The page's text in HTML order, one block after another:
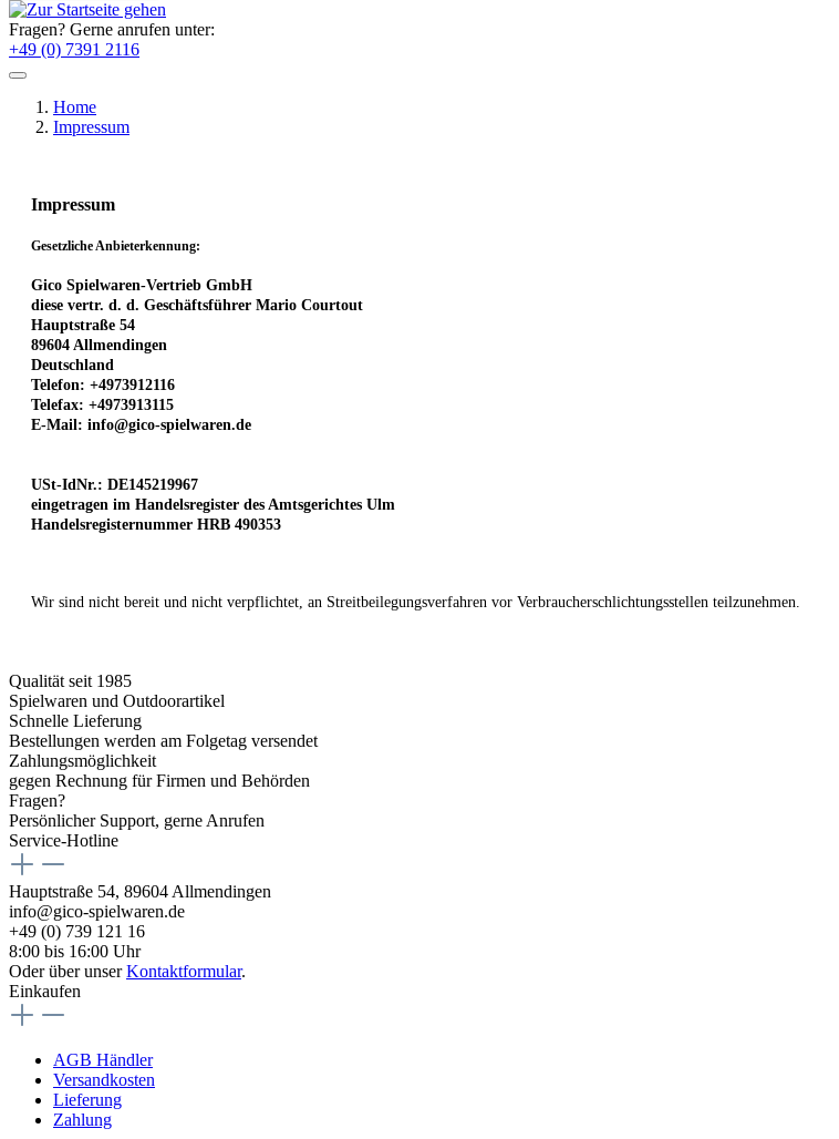
Fragen? Gerne anrufen unter:
+49 (0) 7391 2116
Home
Impressum
Impressum
Gesetzliche Anbieterkennung:
Gico Spielwaren-Vertrieb GmbH
diese vertr. d. d. Geschäftsführer Mario Courtout
Hauptstraße 54
89604 Allmendingen
Deutschland
Telefon: +4973912116
Telefax: +4973913115
E-Mail: info@gico-spielwaren.de
USt-IdNr.: DE145219967
eingetragen im Handelsregister des Amtsgerichtes Ulm
Handelsregisternummer HRB 490353
Wir sind nicht bereit und nicht verpflichtet, an Streitbeilegungsverfahren vor Verbraucherschlichtungsstellen teilzunehmen.
Qualität seit 1985
Spielwaren und Outdoorartikel
Schnelle Lieferung
Bestellungen werden am Folgetag versendet
Zahlungsmöglichkeit
gegen Rechnung für Firmen und Behörden
Fragen?
Persönlicher Support, gerne Anrufen
Service-Hotline
Hauptstraße 54, 89604 Allmendingen
info@gico-spielwaren.de
+49 (0) 739 121 16
8:00 bis 16:00 Uhr
Oder über unserKontaktformular.
Einkaufen
AGB Händler
Versandkosten
Lieferung
Zahlung